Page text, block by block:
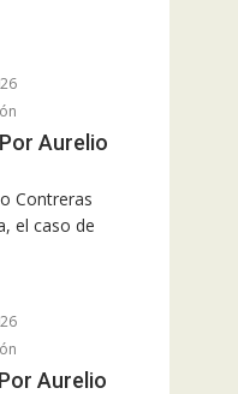
Aurelio
Contreras
el caso de
Aurelio